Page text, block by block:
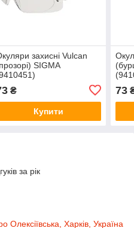
захисні Vulcan
SIGMA
₴
Купити
73
за рік
Олексіївська, Харків, Україна